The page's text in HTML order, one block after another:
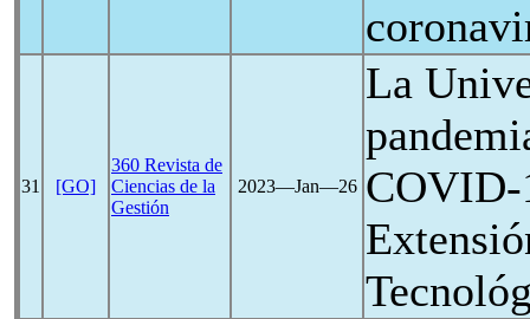
31 [GO]
360 Revista de
Ciencias de la
Gestión
2023―Jan―26
La
COVID-